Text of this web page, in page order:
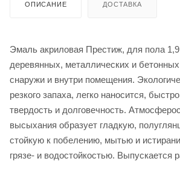
ОПИСАНИЕ ДОСТАВКА
Эмаль акриловая Престиж, для пола
деревянных, металлических и
снаружи и внутри помещения.
резкого запаха, легко наносится,
твердость и долговечность.
высыхания образует гладкую,
стойкую к побелению, мытью и
грязе- и водостойкостью. Выпускается